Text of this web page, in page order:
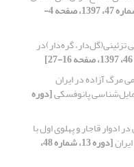
[دوره 13، شماره 47، 1397، صفحه 4-
تزئینی(گل‌دار، گره‌دار)در
مرگ آزاده در ایران
پانوفسکی[دوره
ادوار قاجار و پهلوی اول با
[دوره 13، شماره 48،